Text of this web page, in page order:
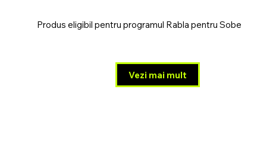
Vezi mai mult
Produs eligibil pentru programul Rabla pentru Sobe